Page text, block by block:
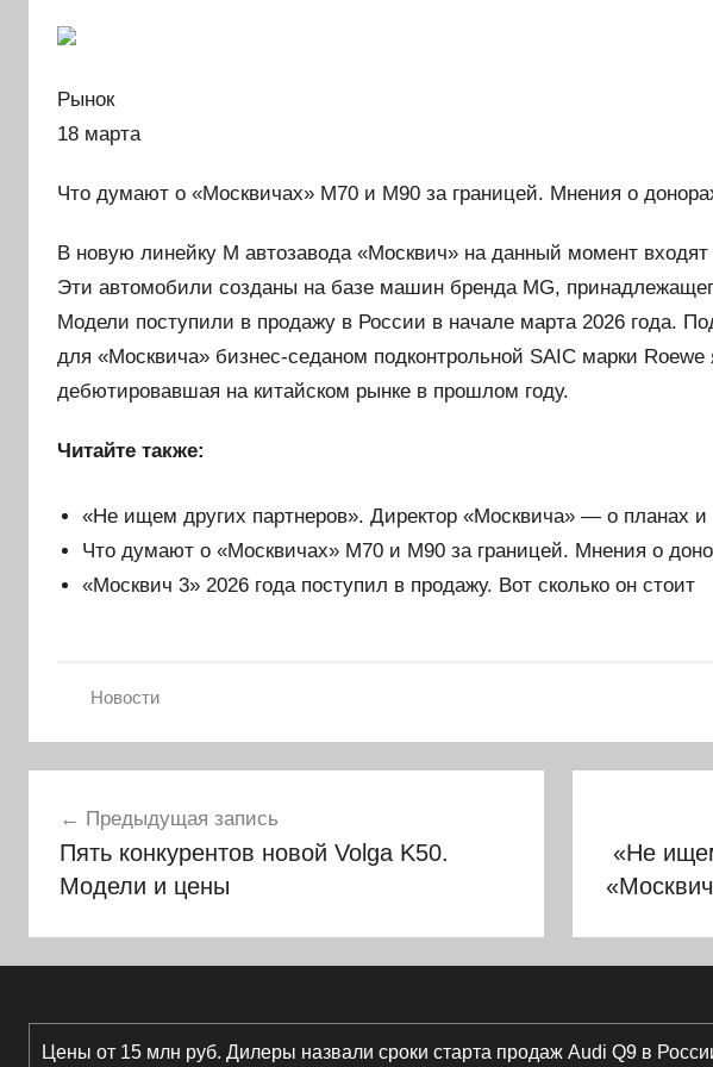
Рынок
18 марта
Что думают о «Москвичах» М70 и М90 за границей. Мнения о
В новую линейку М автозавода «Москвич» на данный момент
Эти автомобили созданы на базе машин бренда MG,
Модели поступили в продажу в России в начале марта 2026 года.
для «Москвича» бизнес-седаном подконтрольной SAIC марки Roewe
дебютировавшая на китайском рынке в прошлом году.
Читайте также:
«Не ищем других партнеров». Директор «Москвича» — о планах и
Что думают о «Москвичах» М70 и М90 за границей. Мнения о
«Москвич 3» 2026 года поступил в продажу. Вот сколько он стоит
Новости
по
записям
Предыдущая запись
Пять конкурентов новой Volga K50.
Модели и цены
«Не
Цены от 15 млн руб. Дилеры назвали сроки старта продаж Audi Q9 в